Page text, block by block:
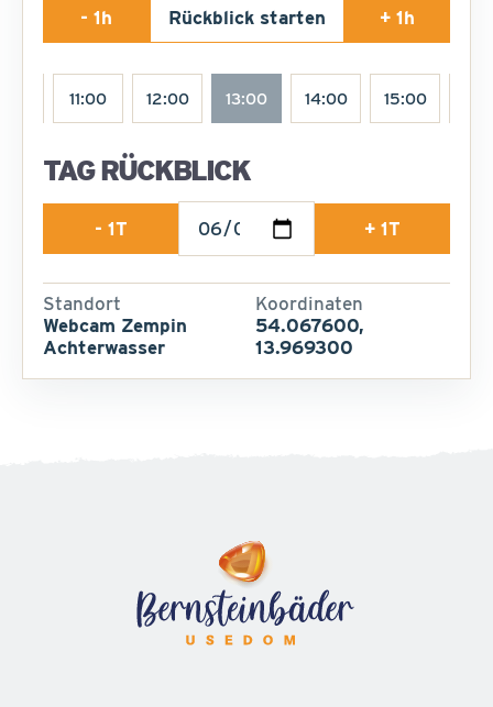
- 1h Rückblick starten + 1h
11:00 12:00 13:00 14:00 15:00
TAG RÜCKBLICK
- 1T + 1T
Standort
Webcam Zempin
Achterwasser
Koordinaten
54.067600,
13.969300